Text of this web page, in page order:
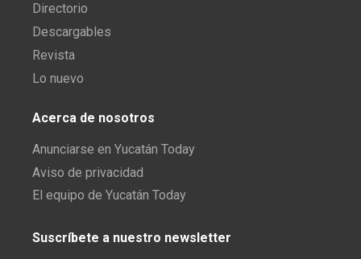
Directorio
Descargables
Revista
Lo nuevo
Acerca de nosotros
Anunciarse en Yucatán Today
Aviso de privacidad
El equipo de Yucatán Today
Suscríbete a nuestro newsletter